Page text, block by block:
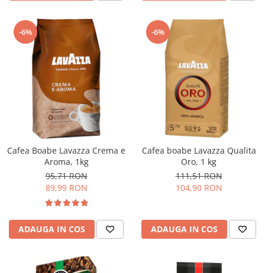
-6%
Cafea Boabe Lavazza Crema e
Aroma, 1kg
95,71 RON
89,99 RON
ADAUGA IN COS
-6%
Cafea boabe Lavazza Qualita
Oro, 1 kg
111,51 RON
104,90 RON
ADAUGA IN COS